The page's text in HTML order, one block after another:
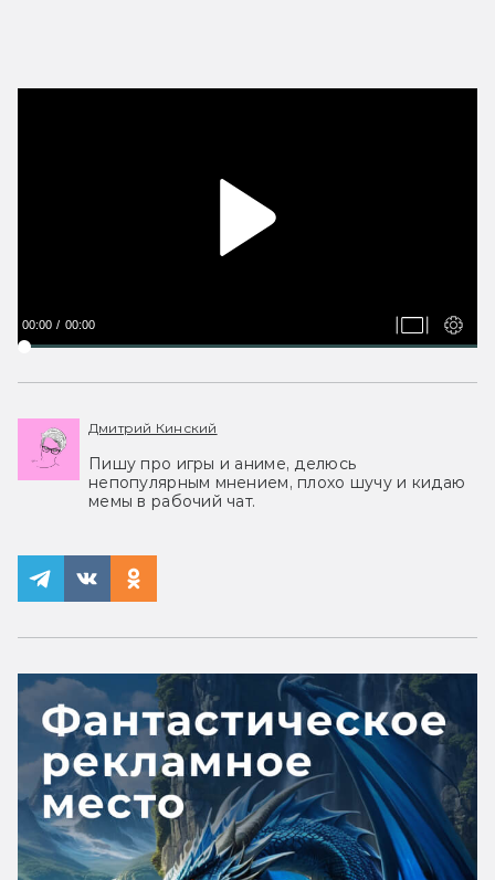
00:00 00:00
Дмитрий Кинский
Пишу про игры и аниме, делюсь
непопулярным мнением, плохо шучу и кидаю
мемы в рабочий чат.